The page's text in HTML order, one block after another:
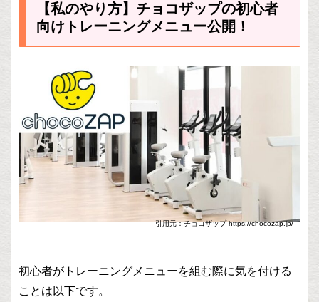
【私のやり方】チョコザップの初心者
向けトレーニングメニュー公開！
引用元：チョコザップ https://chocozap.jp/
初心者がトレーニングメニューを組む際に気を付ける
ことは以下です。